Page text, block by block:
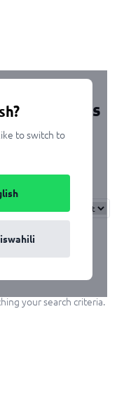
to switch to
Dar Es
your search criteria.